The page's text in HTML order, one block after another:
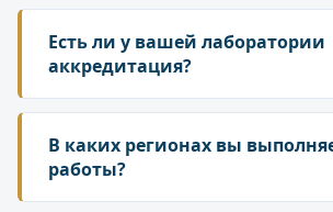
Есть ли у вашей лаборатории
аккредитация?
Да. ГК «Лаборатория»
национальной системе
протоколы и заключения
В каких регионах вы
работы?